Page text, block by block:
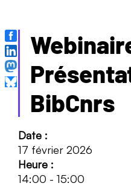
BibCnrs
Date :
17 février 2026
Heure :
14:00 - 15:00